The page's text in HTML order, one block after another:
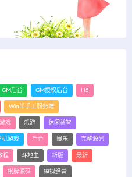
GM后台 GM授权后台 H5
Win半手工服务端
戏 乐游 休闲益智
机游戏 后台 娱乐 完整源码
程 斗地主 新版 最新
棋牌源码 模拟经营